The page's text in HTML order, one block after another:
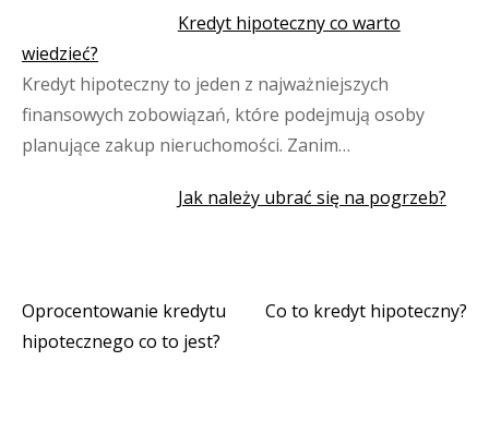
Kredyt hipoteczny co warto
wiedzieć?
Kredyt hipoteczny to jeden z najważniejszych
finansowych zobowiązań, które podejmują osoby
planujące zakup nieruchomości. Zanim…
Jak należy ubrać się na pogrzeb?
Nawigacja
Oprocentowanie kredytu
hipotecznego co to jest?
Co to kredyt hipoteczny?